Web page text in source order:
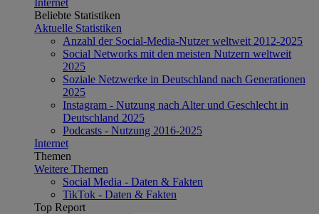
Beliebte Statistiken
Aktuelle Statistiken
Anzahl der Social-Media-Nutzer weltweit 2012-2025
Social Networks mit den meisten Nutzern weltweit
2025
Soziale Netzwerke in Deutschland nach Generationen
2025
Instagram - Nutzung nach Alter und Geschlecht in
Deutschland 2025
Podcasts - Nutzung 2016-2025
Internet
Themen
Weitere Themen
Social Media - Daten & Fakten
TikTok - Daten & Fakten
Top Report